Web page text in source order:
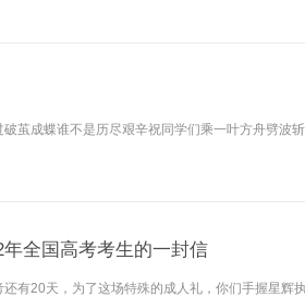
茧成蝶谁不是历尽艰辛祝同学们乘一叶方舟劈
全国高考考生的一封信
20天，为了这场特殊的成人礼，你们手握星辉